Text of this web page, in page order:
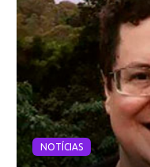
NOTÍCIAS